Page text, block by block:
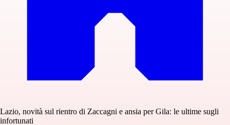
Lazio, novità sul rientro di Zaccagni e ansia per Gila: le ultime sugli
infortunati